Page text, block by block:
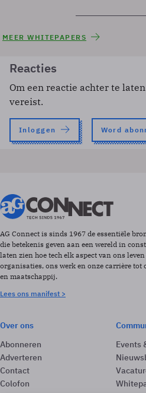
MEER WHITEPAPERS
Reacties
Om een reactie achter te
vereist.
Inloggen Word
AG Connect is sinds 1967 de essentiële
die betekenis geven aan een wereld in
laten zien hoe tech elk aspect van ons
organisaties, ons werk en onze carrière tot
en maatschappij.
Lees ons manifest >
Over ons
Abonneren
Adverteren
Contact
Colofon
Events